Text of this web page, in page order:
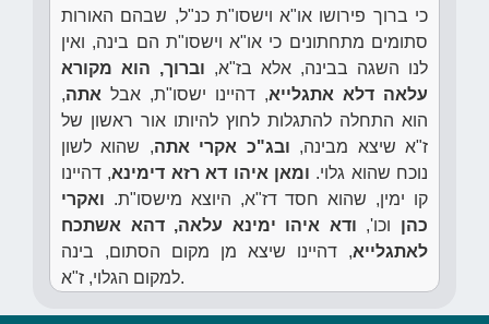
כי ברוך פירושו או"א וישסו"ת כנ"ל, שבהם האורות
סתומים מתחתונים כי או"א וישסו"ת הם בינה, ואין
לנו השגה בבינה, אלא בז"א, וברוך, הוא מקורא
עלאה דלא אתגלייא, דהיינו ישסו"ת, אבל אתה,
הוא התחלה להתגלות לחוץ להיותו אור ראשון של
ז"א שיצא מבינה, ובג"כ אקרי אתה, שהוא לשון
נוכח שהוא גלוי. ומאן איהו דא רזא דימינא, דהיינו
קו ימין, שהוא חסד דז"א, היוצא מישסו"ת. ואקרי
כהן וכו', ודא איהו ימינא עלאה, דהא אשתכח
לאתגלייא, דהיינו שיצא מן מקום הסתום, בינה
למקום הגלוי, ז"א.